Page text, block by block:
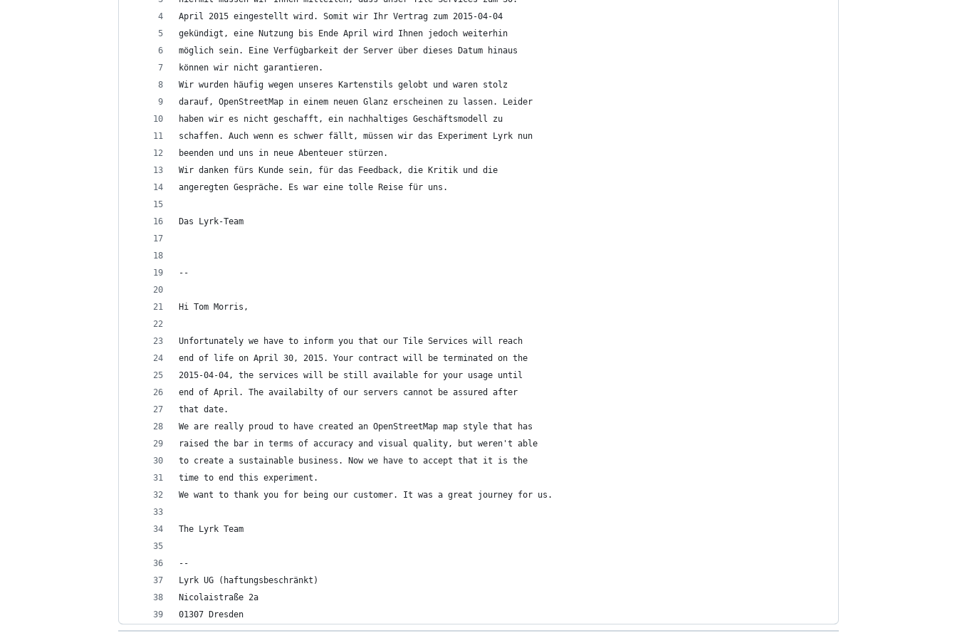
April 2015 eingestellt wird. Somit wir Ihr Vertrag zum 2015-04-04
gekündigt, eine Nutzung bis Ende April wird Ihnen jedoch weiterhin
möglich sein. Eine Verfügbarkeit der Server über dieses Datum hinaus
können wir nicht garantieren.
Wir wurden häufig wegen unseres Kartenstils gelobt und waren stolz
darauf, OpenStreetMap in einem neuen Glanz erscheinen zu lassen. Leider
haben wir es nicht geschafft, ein nachhaltiges Geschäftsmodell zu
schaffen. Auch wenn es schwer fällt, müssen wir das Experiment Lyrk nun
beenden und uns in neue Abenteuer stürzen.
Wir danken fürs Kunde sein, für das Feedback, die Kritik und die
angeregten Gespräche. Es war eine tolle Reise für uns.
Das Lyrk-Team
--
Hi Tom Morris,
Unfortunately we have to inform you that our Tile Services will reach
end of life on April 30, 2015. Your contract will be terminated on the
2015-04-04, the services will be still available for your usage until
end of April. The availabilty of our servers cannot be assured after
that date.
We are really proud to have created an OpenStreetMap map style that has
raised the bar in terms of accuracy and visual quality, but weren't able
to create a sustainable business. Now we have to accept that it is the
time to end this experiment.
We want to thank you for being our customer. It was a great journey for us.
The Lyrk Team
--
Lyrk UG (haftungsbeschränkt)
Nicolaistraße 2a
01307 Dresden